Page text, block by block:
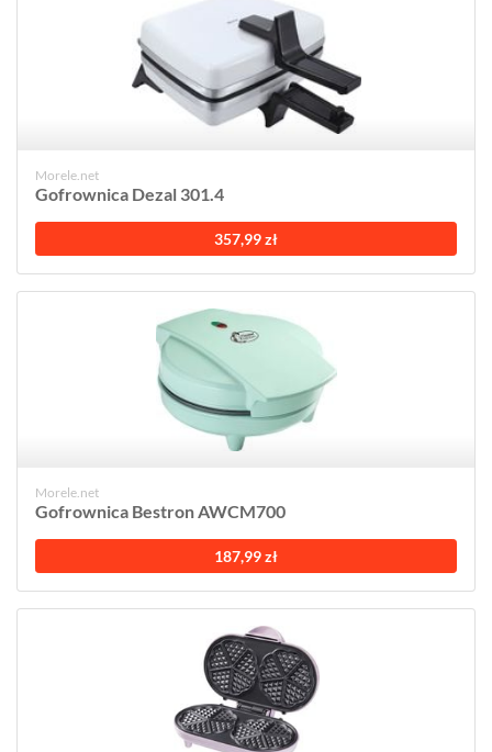
Morele.net
Gofrownica Dezal 301.4
357,99 zł
Morele.net
Gofrownica Bestron AWCM700
187,99 zł